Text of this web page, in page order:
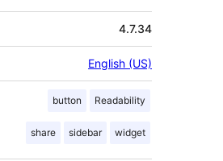
4.7.34
English (US)
button Readability
share sidebar widget